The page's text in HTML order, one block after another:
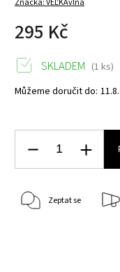
Značka:VEĽKÁvlna
295 Kč
SKLADEM (1 ks)
Můžeme doručit do:
Zeptat se